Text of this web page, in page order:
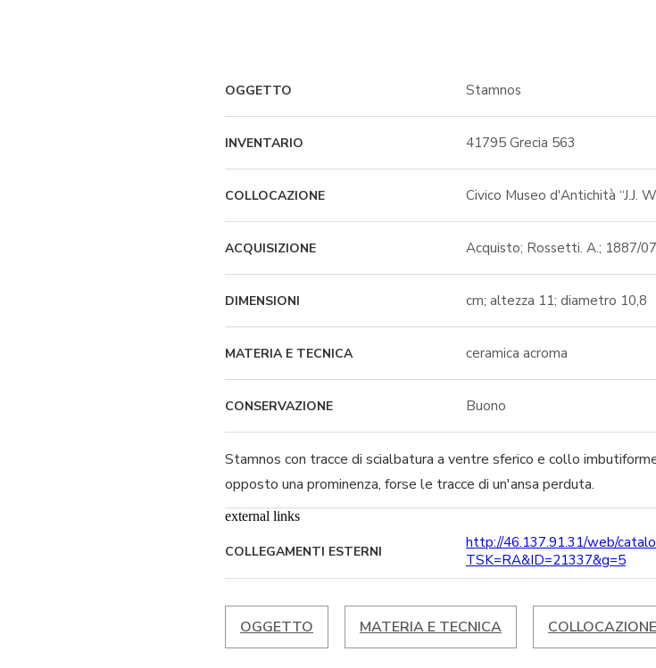
OGGETTO Stamnos
INVENTARIO 41795 Grecia 563
COLLOCAZIONE Civico Museo d'Antichità “J.J.
ACQUISIZIONE Acquisto; Rossetti. A.; 1887/
DIMENSIONI cm; altezza 11; diametro 10,8
MATERIA E TECNICA ceramica acroma
CONSERVAZIONE Buono
Stamnos con tracce di scialbatura a ventre sferico e collo
opposto una prominenza, forse le tracce di un'ansa perduta.
external links
COLLEGAMENTI ESTERNI
http://46.137.91.31/web/
TSK=RA&ID=21337&g=5
OGGETTO MATERIA E TECNICA COLLOCAZIONE